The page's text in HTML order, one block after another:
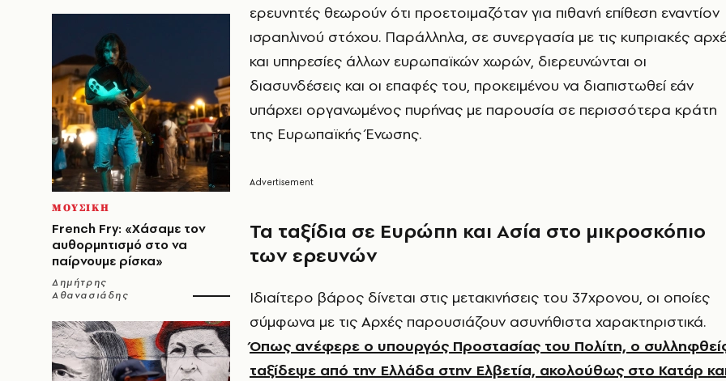
ΜΟΥΣΙΚΗ
French Fry: «Χάσαμε τον
αυθορμητισμό στο να
παίρνουμε ρίσκα»
Δημήτρης
Αθανασιάδης
ερευνητές θεωρούν ότι προετοιμαζόταν για πιθανή επίθεση εναντίον
ισραηλινού στόχου. Παράλληλα, σε συνεργασία με τις κυπριακές
και υπηρεσίες άλλων ευρωπαϊκών χωρών, διερευνώνται οι
διασυνδέσεις και οι επαφές του, προκειμένου να διαπιστωθεί εάν
υπάρχει οργανωμένος πυρήνας με παρουσία σε περισσότερα κράτη
της Ευρωπαϊκής Ένωσης.
Τα ταξίδια σε Ευρώπη και Ασία στο μικροσκόπιο
των ερευνών
Ιδιαίτερο βάρος δίνεται στις μετακινήσεις του 37χρονου, οι οποίες
σύμφωνα με τις Αρχές παρουσιάζουν ασυνήθιστα χαρακτηριστικά.
Όπως ανέφερε ο υπουργός Προστασίας του Πολίτη, ο
ταξίδεψε από την Ελλάδα στην Ελβετία, ακολούθως στο Κατάρ